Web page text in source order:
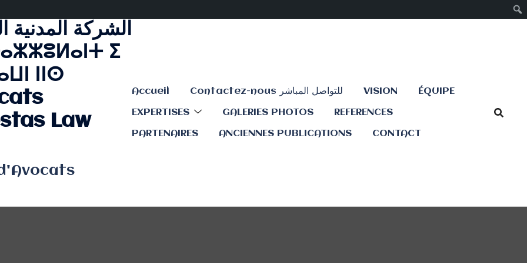
الشركة المدنية
ⵉ
ⵏⵏⵙ
Law
Accueil Contactez-nous للتواصل المباشر VISION ÉQUIPE
EXPERTISES GALERIES PHOTOS REFERENCES
PARTENAIRES ANCIENNES PUBLICATIONS CONTACT